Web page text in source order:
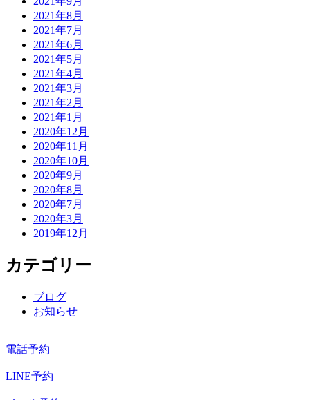
2021年8月
2021年7月
2021年6月
2021年5月
2021年4月
2021年3月
2021年2月
2021年1月
2020年12月
2020年11月
2020年10月
2020年9月
2020年8月
2020年7月
2020年3月
2019年12月
カテゴリー
ブログ
お知らせ
電話予約
LINE予約